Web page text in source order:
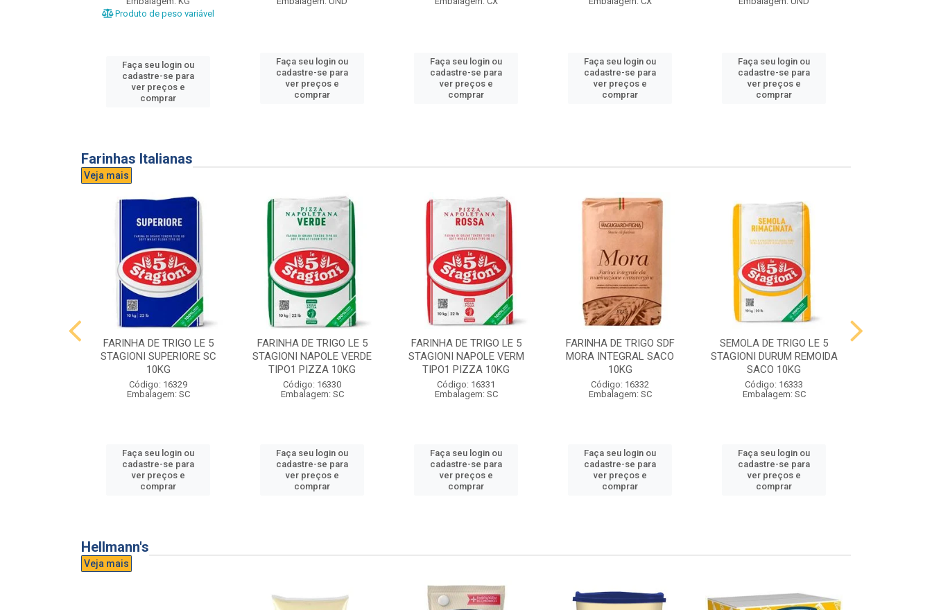
Produto de peso variável
Faça seu login ou
cadastre-se para
ver preços e
comprar
Faça seu login ou
cadastre-se para
ver preços e
comprar
Faça seu login ou
cadastre-se para
ver preços e
comprar
Faça seu login ou
cadastre-se para
ver preços e
comprar
Faça seu login ou
cadastre-se para
ver preços e
comprar
Farinhas Italianas
Veja mais
FARINHA DE TRIGO LE 5
STAGIONI SUPERIORE SC
10KG
Código: 16329
Embalagem: SC
Faça seu login ou
cadastre-se para
ver preços e
comprar
FARINHA DE TRIGO LE 5
STAGIONI NAPOLE VERDE
TIPO1 PIZZA 10KG
Código: 16330
Embalagem: SC
Faça seu login ou
cadastre-se para
ver preços e
comprar
FARINHA DE TRIGO LE 5
STAGIONI NAPOLE VERM
TIPO1 PIZZA 10KG
Código: 16331
Embalagem: SC
Faça seu login ou
cadastre-se para
ver preços e
comprar
FARINHA DE TRIGO SDF
MORA INTEGRAL SACO
10KG
Código: 16332
Embalagem: SC
Faça seu login ou
cadastre-se para
ver preços e
comprar
SEMOLA DE TRIGO LE 5
STAGIONI DURUM REMOIDA
SACO 10KG
Código: 16333
Embalagem: SC
Faça seu login ou
cadastre-se para
ver preços e
comprar
Hellmann's
Veja mais